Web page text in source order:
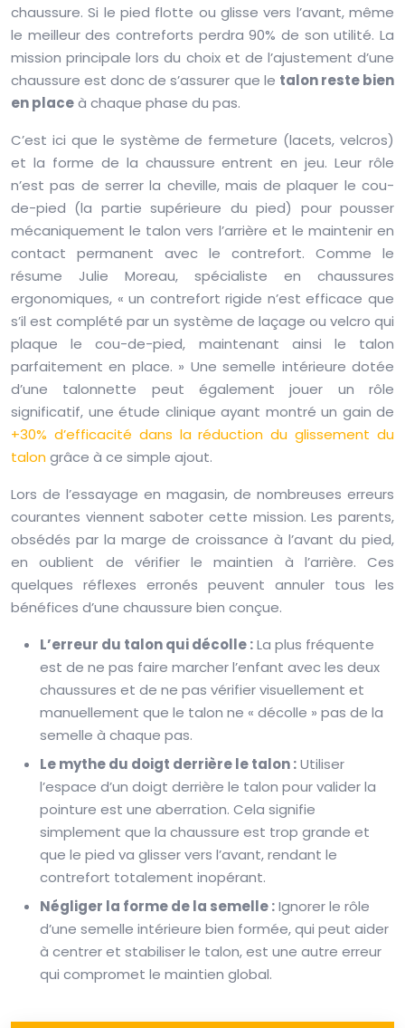
chaussure. Si le pied flotte ou glisse vers l’avant, même
le meilleur des contreforts perdra 90% de son utilité. La
mission principale lors du choix et de l’ajustement d’une
chaussure est donc de s’assurer que le talon reste bien
en placeà chaque phase du pas.
C’est ici que le système de fermeture (lacets, velcros)
et la forme de la chaussure entrent en jeu. Leur rôle
n’est pas de serrer la cheville, mais de plaquer le cou-
de-pied (la partie supérieure du pied) pour pousser
mécaniquement le talon vers l’arrière et le maintenir en
contact permanent avec le contrefort. Comme le
résume Julie Moreau, spécialiste en chaussures
ergonomiques, « un contrefort rigide n’est efficace que
s’il est complété par un système de laçage ou velcro qui
plaque le cou-de-pied, maintenant ainsi le talon
parfaitement en place. » Une semelle intérieure dotée
d’une talonnette peut également jouer un rôle
significatif, une étude clinique ayant montré un gain de
+30% d’efficacité dans la réduction du glissement du
talongrâce à ce simple ajout.
Lors de l’essayage en magasin, de nombreuses erreurs
courantes viennent saboter cette mission. Les parents,
obsédés par la marge de croissance à l’avant du pied,
en oublient de vérifier le maintien à l’arrière. Ces
quelques réflexes erronés peuvent annuler tous les
bénéfices d’une chaussure bien conçue.
L’erreur du talon qui décolle :La plus fréquente
est de ne pas faire marcher l’enfant avec les deux
chaussures et de ne pas vérifier visuellement et
manuellement que le talon ne « décolle » pas de la
semelle à chaque pas.
Le mythe du doigt derrière le talon :Utiliser
l’espace d’un doigt derrière le talon pour valider la
pointure est une aberration. Cela signifie
simplement que la chaussure est trop grande et
que le pied va glisser vers l’avant, rendant le
contrefort totalement inopérant.
Négliger la forme de la semelle :Ignorer le rôle
d’une semelle intérieure bien formée, qui peut aider
à centrer et stabiliser le talon, est une autre erreur
qui compromet le maintien global.